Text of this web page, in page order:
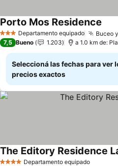
3 EstrellasDepartamento equipado Buceo
Porto Mos Residence
7,5 Bueno 1.203 a 1.0 km de:
Seleccioná las fechas para ver
precios exactos
Departamento equipado
The Editory Residence